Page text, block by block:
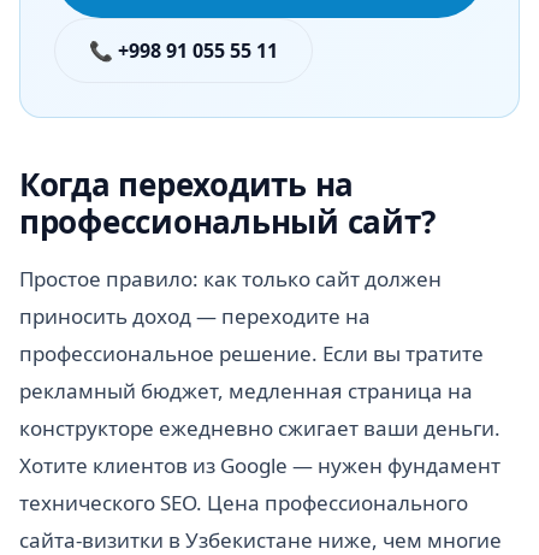
📞 +998 91 055 55 11
Когда переходить на
профессиональный сайт?
Простое правило: как только сайт должен
приносить доход — переходите на
профессиональное решение. Если вы тратите
рекламный бюджет, медленная страница на
конструкторе ежедневно сжигает ваши деньги.
Хотите клиентов из Google — нужен фундамент
технического SEO. Цена профессионального
сайта-визитки в Узбекистане ниже, чем многие